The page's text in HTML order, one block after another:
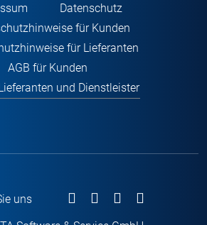
Datenschutz
für Kunden
für Lieferanten
AGB für Kunden
und Dienstleister
uns